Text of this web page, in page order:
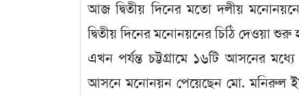
আজ দ্বিতীয় দিনের মতো দলীয়
দ্বিতীয় দিনের মনোনয়নের চিঠি দেওয়া শুরু
এখন পর্যন্ত চট্টগ্রামে ১৬টি আসনের
আসনে মনোনয়ন পেয়েছেন মো. মনিরুল